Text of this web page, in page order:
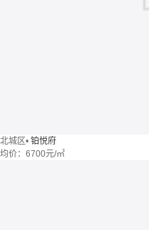
北城区• 铂悦府
均价： 6700元/㎡